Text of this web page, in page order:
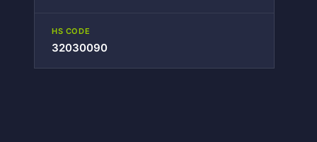
HS CODE
32030090